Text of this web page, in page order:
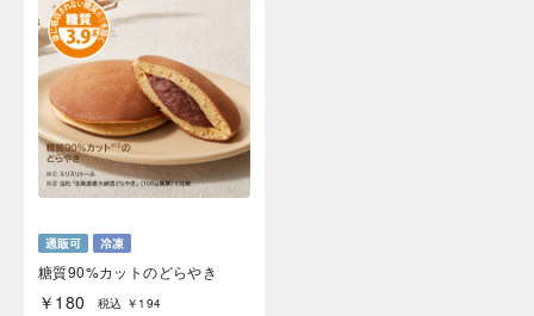
糖質90%カットのどらやき
￥180 税込 ￥194